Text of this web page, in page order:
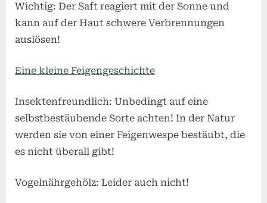
Wichtig: Der Saft reagiert mit der Sonne und
kann auf der Haut schwere Verbrennungen
auslösen!
Eine kleine Feigengeschichte
Insektenfreundlich: Unbedingt auf eine
selbstbestäubende Sorte achten! In der Natur
werden sie von einer Feigenwespe bestäubt, die
es nicht überall gibt!
Vogelnährgehölz: Leider auch nicht!